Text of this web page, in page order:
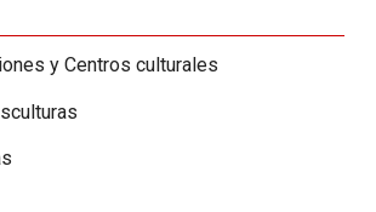
y Centros culturales